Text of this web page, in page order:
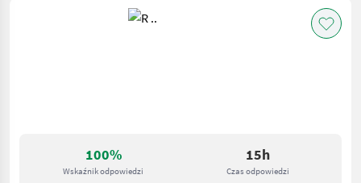
100%
Wskaźnik odpowiedzi
15h
Czas odpowiedzi